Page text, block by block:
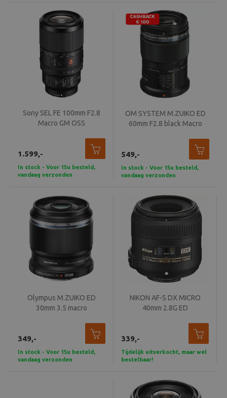
Sony SEL FE 100mm F2.8
Macro GM OSS
1.599,-
In stock - Voor 15u besteld,
vandaag verzonden
OM SYSTEM M.ZUIKO ED
60mm F2.8 black Macro
549,-
In stock - Voor 15u besteld,
vandaag verzonden
Olympus M.ZUIKO ED
30mm 3.5 macro
349,-
In stock - Voor 15u besteld,
vandaag verzonden
NIKON AF-S DX MICRO
40mm 2.8G ED
339,-
Tijdelijk uitverkocht, maar wel
bestelbaar!